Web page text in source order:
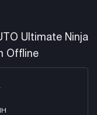
Ultimate Ninja
Offline